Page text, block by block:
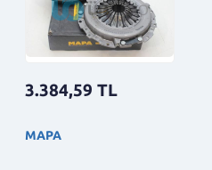
3.384,59 TL
MAPA